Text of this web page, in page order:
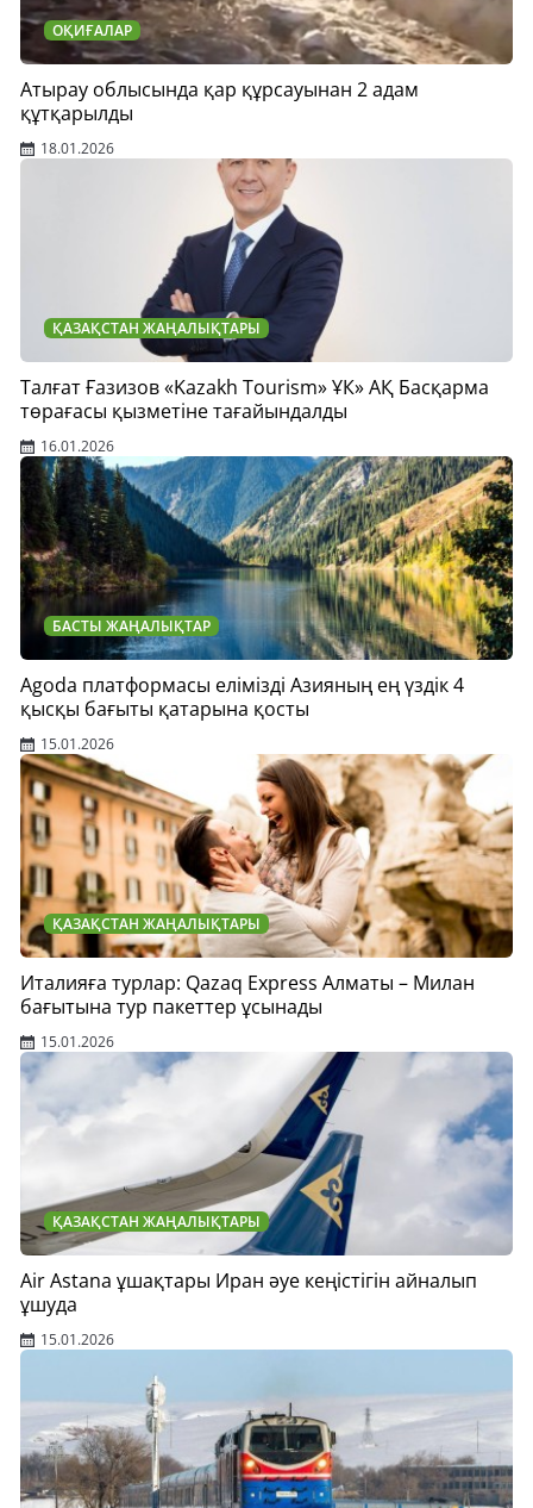
ОҚИҒАЛАР
Атырау облысында қар құрсауынан 2 адам
құтқарылды
18.01.2026
ҚАЗАҚСТАН ЖАҢАЛЫҚТАРЫ
Талғат Ғазизов «Kazakh Tourism» ҰК» АҚ Басқарма
төрағасы қызметіне тағайындалды
16.01.2026
БАСТЫ ЖАҢАЛЫҚТАР
Agoda платформасы елімізді Азияның ең үздік 4
қысқы бағыты қатарына қосты
15.01.2026
ҚАЗАҚСТАН ЖАҢАЛЫҚТАРЫ
Италияға турлар: Qazaq Express Алматы – Милан
бағытына тур пакеттер ұсынады
15.01.2026
ҚАЗАҚСТАН ЖАҢАЛЫҚТАРЫ
Air Astana ұшақтары Иран әуе кеңістігін айналып
ұшуда
15.01.2026